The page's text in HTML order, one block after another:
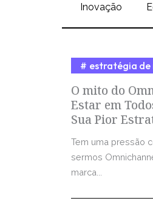
Inovação
O mito do
Estar em
Sua Pior
estratégia
Tem uma pressão
sermos
marca...